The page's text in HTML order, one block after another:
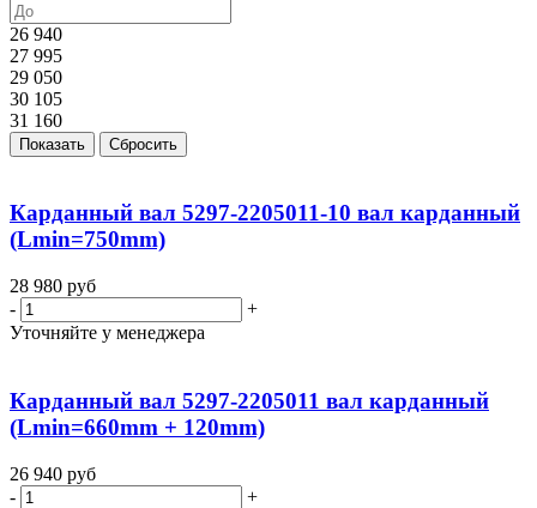
26 940
27 995
29 050
30 105
31 160
Показать Сбросить
Карданный вал 5297-2205011-10 вал карданный
(Lmin=750mm)
28 980 руб
-
+
Уточняйте у менеджера
Карданный вал 5297-2205011 вал карданный
(Lmin=660mm + 120mm)
26 940 руб
-
+